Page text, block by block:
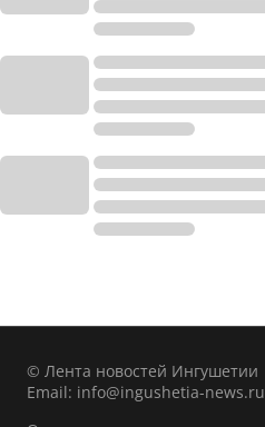
© Лента новостей Ингушетии
Email: info@ingushetia-news.ru